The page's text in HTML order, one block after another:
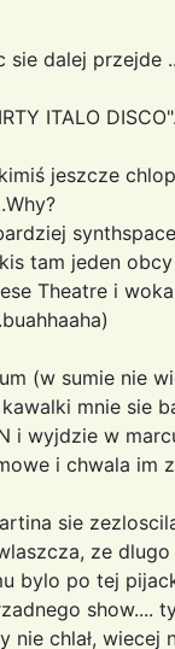
dalej przejde
ITALO
jeszcze
tam jeden
Theatre i
(w sumie nie
mnie sie
i wyjdzie w
i chwala im
sie
ze
bylo po tej
show....
nie chlał,